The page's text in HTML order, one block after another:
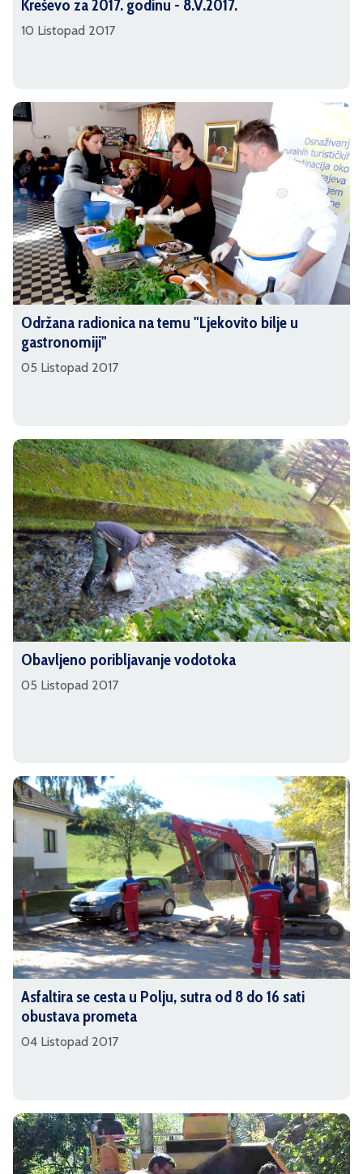
Kreševo za 2017. godinu - 8.V.2017.
10 Listopad 2017
Održana radionica na temu "Ljekovito bilje u
gastronomiji"
05 Listopad 2017
Obavljeno poribljavanje vodotoka
05 Listopad 2017
Asfaltira se cesta u Polju, sutra od 8 do 16 sati
obustava prometa
04 Listopad 2017